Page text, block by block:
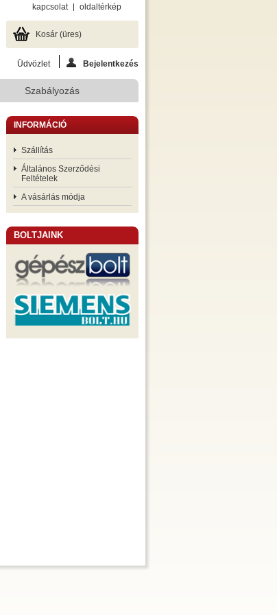
kapcsolat oldaltérkép
Kosár (üres)
Üdvözlet Bejelentkezés
Szabályozás
INFORMÁCIÓ
Szállítás
Általános Szerződési
Feltételek
A vásárlás módja
BOLTJAINK